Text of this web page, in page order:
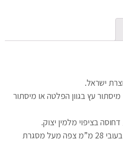
ישראל.
עץ בגוון הפלטה או מיסתור
בציפוי מלמין יצוק.
משטח עבודה עליון עץ בעובי 28 מ”מ צפה מעל מסגרת